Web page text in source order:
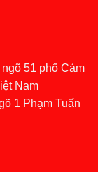
51 phố Cảm
Nam
1 Phạm Tuấn